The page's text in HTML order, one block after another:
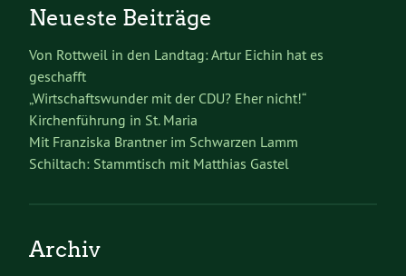
Neueste Beiträge
Von Rottweil in den Landtag: Artur Eichin hat es
geschafft
„Wirtschaftswunder mit der CDU? Eher nicht!“
Kirchenführung in St. Maria
Mit Franziska Brantner im Schwarzen Lamm
Schiltach: Stammtisch mit Matthias Gastel
Archiv